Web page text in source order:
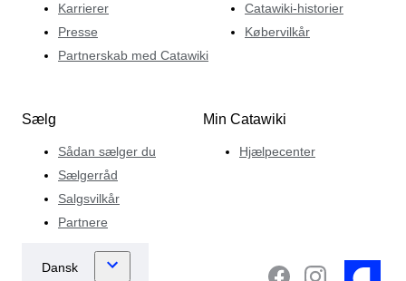
Karrierer
Presse
Partnerskab med Catawiki
Catawiki-historier
Købervilkår
Sælg
Sådan sælger du
Sælgerråd
Salgsvilkår
Partnere
Min Catawiki
Hjælpecenter